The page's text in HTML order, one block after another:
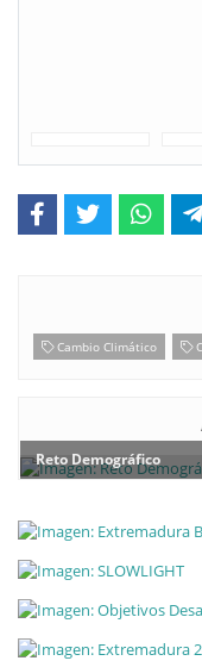
Cambio Climático
Reto Demográfico